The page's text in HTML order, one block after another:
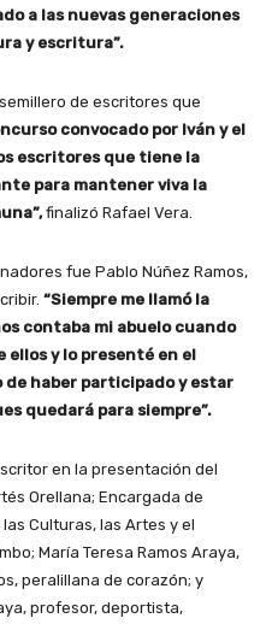
a las nuevas generaciones
y escritura”.
de escritores que
convocado por Iván y el
escritores que tiene la
para mantener viva la
finalizó Rafael Vera.
fue Pablo Núñez Ramos,
“Siempre me llamó la
contaba mi abuelo cuando
ellos y lo presenté en el
de haber participado y estar
quedará para siempre”.
en la presentación del
Orellana; Encargada de
Culturas, las Artes y el
María Teresa Ramos Araya,
peralillana de corazón; y
profesor, deportista,